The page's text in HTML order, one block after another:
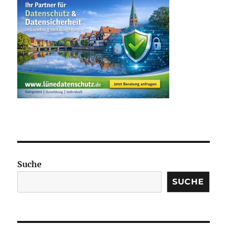
Suche
SUCHE